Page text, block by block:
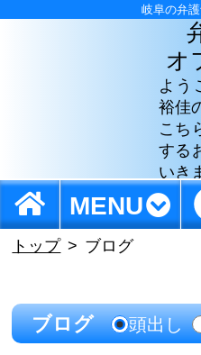
岐阜の弁
オ
よう
裕佳
こち
する
いき
MENU
トップ ブログ
ブログ 頭出し